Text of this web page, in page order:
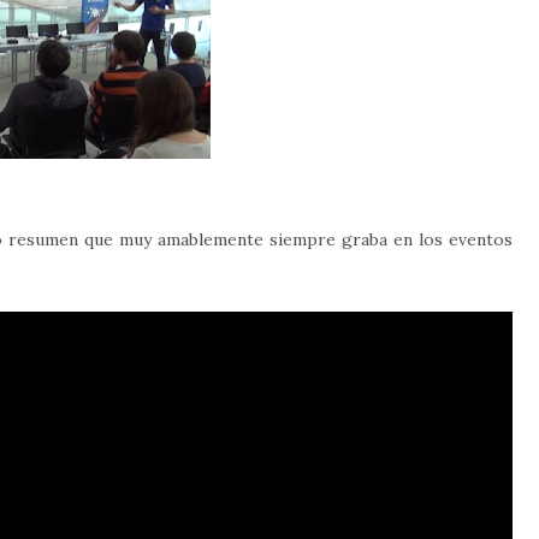
que muy amablemente siempre graba en los eventos